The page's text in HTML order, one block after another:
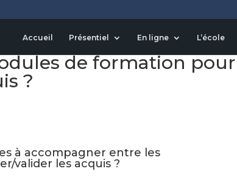
Accueil Présentiel En ligne L’école
personnes à
de formation pour
?
à accompagner entre les
valider les acquis ?